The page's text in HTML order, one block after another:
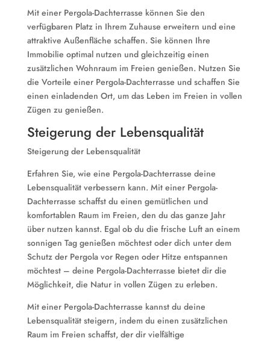
Mit einer Pergola-Dachterrasse können Sie den
verfügbaren Platz in Ihrem Zuhause erweitern und eine
attraktive Außenfläche schaffen. Sie können Ihre
Immobilie optimal nutzen und gleichzeitig einen
zusätzlichen Wohnraum im Freien genießen. Nutzen Sie
die Vorteile einer Pergola-Dachterrasse und schaffen Sie
einen einladenden Ort, um das Leben im Freien in vollen
Zügen zu genießen.
Steigerung der Lebensqualität
Steigerung der Lebensqualität
Erfahren Sie, wie eine Pergola-Dachterrasse deine
Lebensqualität verbessern kann. Mit einer Pergola-
Dachterrasse schaffst du einen gemütlichen und
komfortablen Raum im Freien, den du das ganze Jahr
über nutzen kannst. Egal ob du die frische Luft an einem
sonnigen Tag genießen möchtest oder dich unter dem
Schutz der Pergola vor Regen oder Hitze entspannen
möchtest – deine Pergola-Dachterrasse bietet dir die
Möglichkeit, die Natur in vollen Zügen zu erleben.
Mit einer Pergola-Dachterrasse kannst du deine
Lebensqualität steigern, indem du einen zusätzlichen
Raum im Freien schaffst, der dir vielfältige